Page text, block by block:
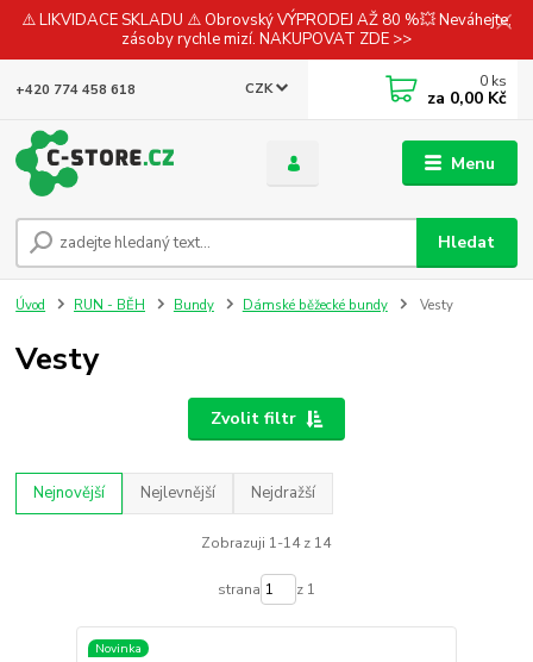
⚠️ LIKVIDACE SKLADU ⚠️ Obrovský VÝPRODEJ AŽ 80 %💥 Neváhejte,
zásoby rychle mizí. NAKUPOVAT ZDE >>
Menu
CZK
Hledat
+420 774 458 618 0 ks
za 0,00 Kč
Úvod RUN - BĚH Bundy Dámské běžecké bundy Vesty
Vesty
Zvolit filtr
Nejnovější Nejlevnější Nejdražší
Zobrazuji 1-14 z 14
strana z 1
Novinka